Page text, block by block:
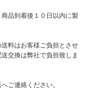
品到着後１０日以内に製
料はお客様ご負担とさせ
交換は弊社で負担致しま
ご連絡ください。